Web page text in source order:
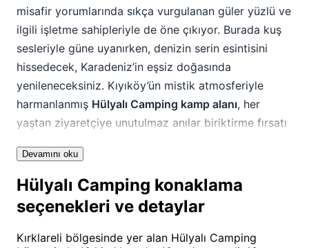
misafir yorumlarında sıkça vurgulanan güler yüzlü ve
ilgili işletme sahipleriyle de öne çıkıyor. Burada kuş
sesleriyle güne uyanırken, denizin serin esintisini
hissedecek, Karadeniz’in eşsiz doğasında
yenileneceksiniz. Kıyıköy’ün mistik atmosferiyle
harmanlanmış Hülyalı Camping kamp alanı, her
yaştan ziyaretçiye unutulmaz anılar biriktirme fırsatı
imkanları ve zengin aktivite seçenekleriyle geniş bir
kitleye hitap ediyor. Özellikle doğayı ve kamp
güvenli ortamıyla ideal bir destinasyon. Romantik bir
Devamını oku
Hülyalı Camping konaklama
seçenekleri ve detaylar
Kırklareli bölgesinde yer alan Hülyalı Camping